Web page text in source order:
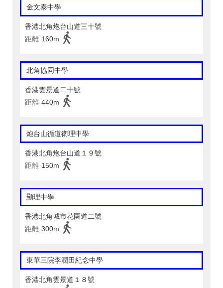
金文泰中學
香港北角炮台山道三十號
距離 160m
北角協同中學
香港雲景道二十號
距離 440m
炮台山循道衛理中學
香港北角炮台山道１９號
距離 150m
顯理中學
香港北角城市花園道二號
距離 300m
東華三院李潤田紀念中學
香港北角雲景道１８號